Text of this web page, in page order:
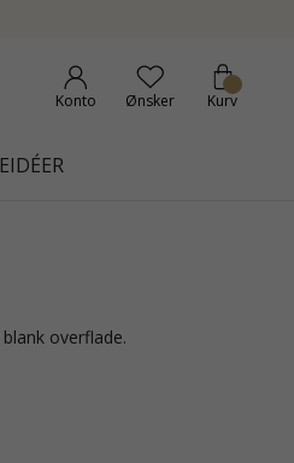
Konto Ønsker Kurv
overflade.